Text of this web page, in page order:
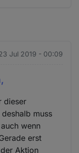
Jul 2019 - 00:09
dieser
muss
wenn
erst
Aktion